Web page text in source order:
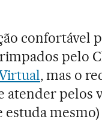
confortável
pelo
, mas o
atender pelos
estuda